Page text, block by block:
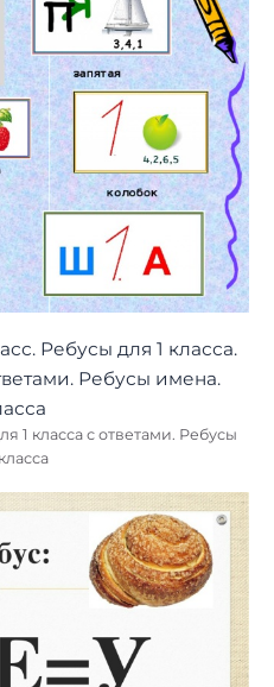
1 класса с ответами. Ребусы